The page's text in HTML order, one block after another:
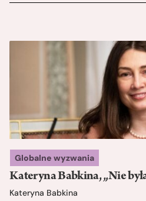
Globalne wyzwania
Kateryna Babkina, „Nie
Kateryna Babkina